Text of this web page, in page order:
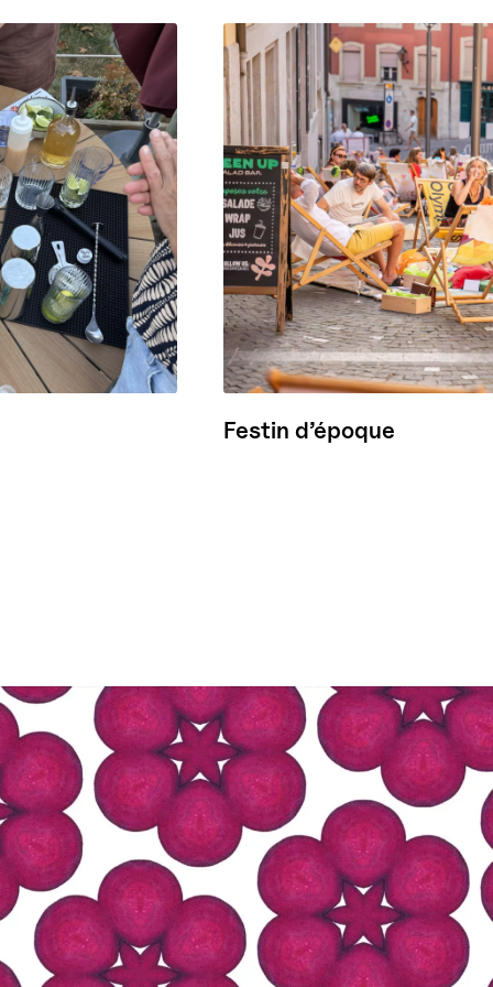
Festin d’époque